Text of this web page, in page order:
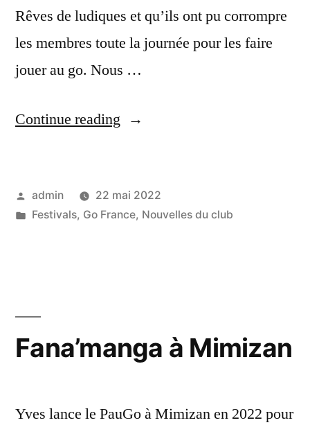
Rêves de ludiques et qu’ils ont pu corrompre
les membres toute la journée pour les faire
jouer au go. Nous …
Continue reading « Fête
à
Nay »
Posted
by
admin
22 mai 2022
Posted
Festivals, Go France, Nouvelles du club
Fana’manga à Mimizan
Yves lance le PauGo à Mimizan en 2022 pour